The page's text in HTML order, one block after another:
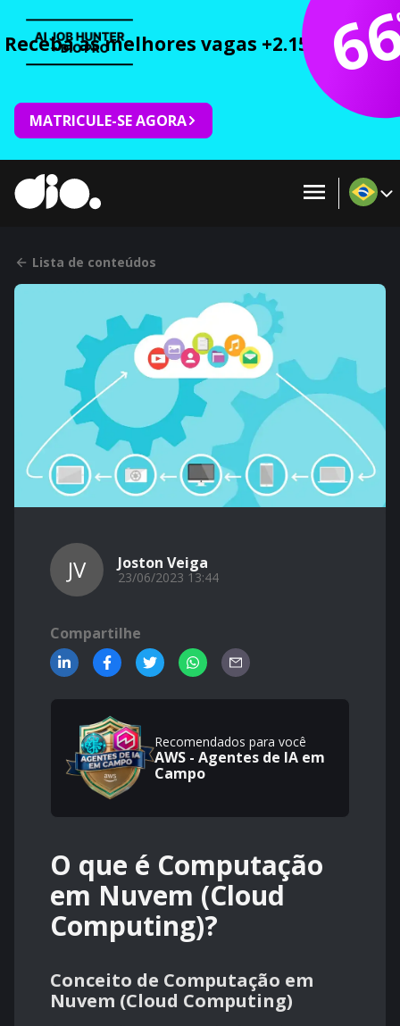
Receba as melhores vagas +2.150 cursos
MATRICULE-SE AGORA
Lista de conteúdos
JV Joston Veiga
23/06/2023 13:44
Compartilhe
Recomendados para você
AWS - Agentes de IA em
Campo
O que é Computação
em Nuvem (Cloud
Computing)?
Conceito de Computação em
Nuvem (Cloud Computing)